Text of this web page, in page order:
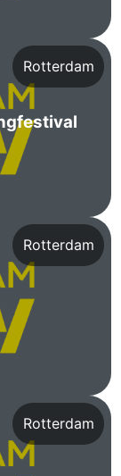
Rotterdam
Rotterdam
Rotterdam